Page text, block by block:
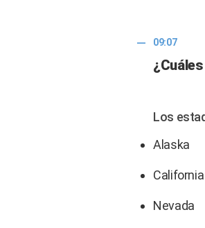
09:07
Los
Alaska
California
Nevada